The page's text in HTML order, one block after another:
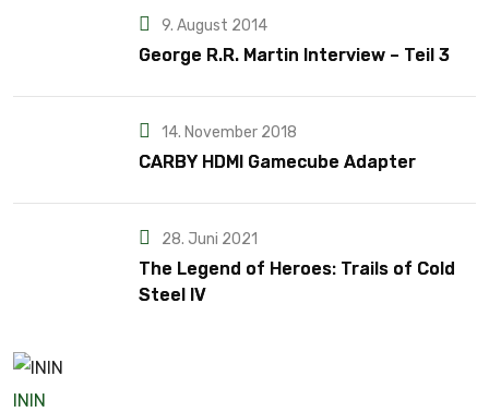
9. August 2014
George R.R. Martin Interview – Teil 3
14. November 2018
CARBY HDMI Gamecube Adapter
28. Juni 2021
The Legend of Heroes: Trails of Cold
Steel IV
ININ